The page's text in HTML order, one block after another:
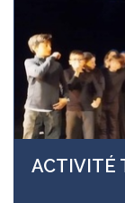
ACTIVITÉ